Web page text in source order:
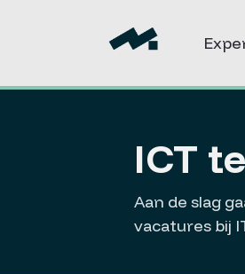
ICT
Aan de slag
vacatures bij